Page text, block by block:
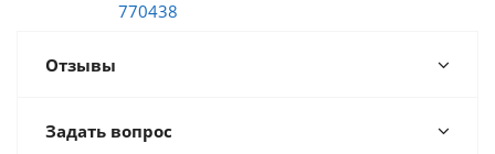
Отзывы
Задать вопрос